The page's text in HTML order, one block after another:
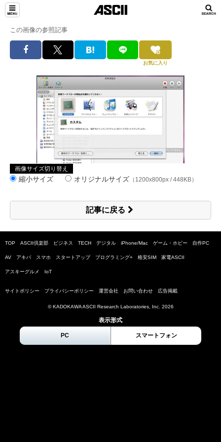
この画像の参照記事
お気に入り
画像サイズ切り替え
縮小サイズ オリジナルサイズ （1200x800px / 448KB）
記事に戻る
TOP ASCII倶楽部 ビジネス TECH デジタル iPhone/Mac ゲーム・ホビー 自作PC
AV アキバ スマホ スタートアップ プログラミング+ 格安SIM 家電ASCII
アスキーグルメ IoT
サイトポリシー プライバシーポリシー 運営会社 お問い合わせ 広告掲載
© KADOKAWA ASCII Research Laboratories, Inc. 2026
表示形式
PC スマートフォン